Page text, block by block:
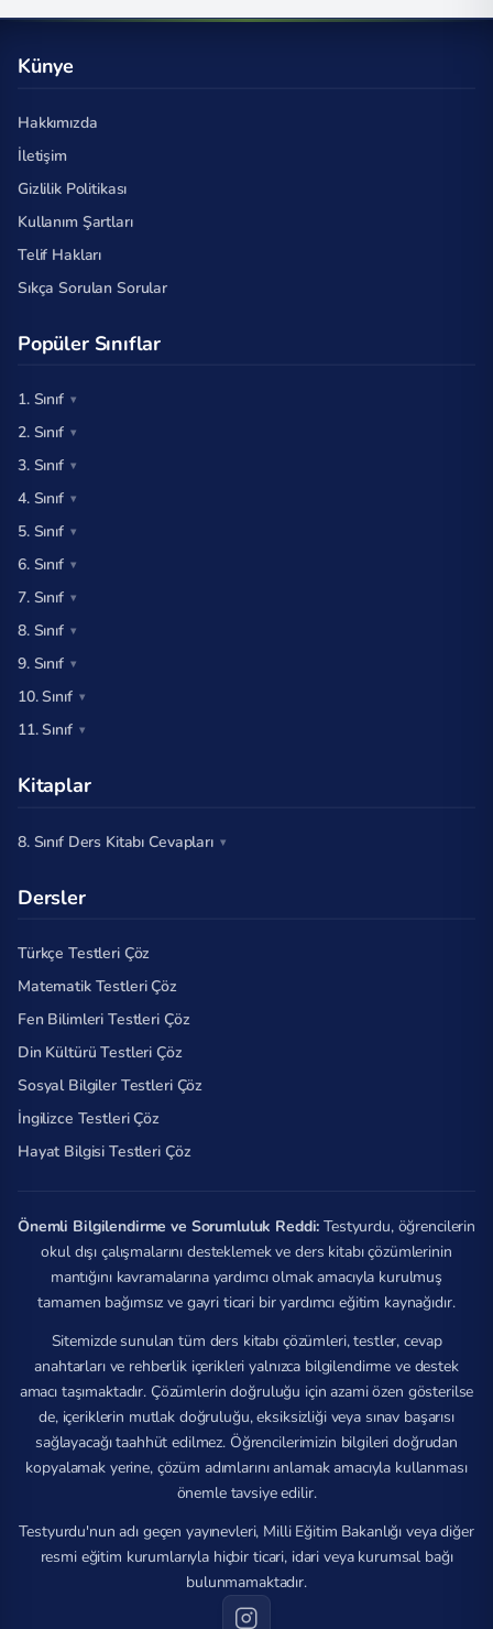
Künye
Hakkımızda
İletişim
Gizlilik Politikası
Kullanım Şartları
Telif Hakları
Sıkça Sorulan Sorular
Popüler Sınıflar
1. Sınıf
2. Sınıf
3. Sınıf
4. Sınıf
5. Sınıf
6. Sınıf
7. Sınıf
8. Sınıf
9. Sınıf
10. Sınıf
11. Sınıf
Kitaplar
8. Sınıf Ders Kitabı Cevapları
Dersler
Türkçe Testleri Çöz
Matematik Testleri Çöz
Fen Bilimleri Testleri Çöz
Din Kültürü Testleri Çöz
Sosyal Bilgiler Testleri Çöz
İngilizce Testleri Çöz
Hayat Bilgisi Testleri Çöz
Önemli Bilgilendirme ve Sorumluluk Reddi: Testyurdu, öğrencilerin
okul dışı çalışmalarını desteklemek ve ders kitabı çözümlerinin
mantığını kavramalarına yardımcı olmak amacıyla kurulmuş
tamamen bağımsız ve gayri ticari bir yardımcı eğitim kaynağıdır.
Sitemizde sunulan tüm ders kitabı çözümleri, testler, cevap
anahtarları ve rehberlik içerikleri yalnızca bilgilendirme ve destek
amacı taşımaktadır. Çözümlerin doğruluğu için azami özen gösterilse
de, içeriklerin mutlak doğruluğu, eksiksizliği veya sınav başarısı
sağlayacağı taahhüt edilmez. Öğrencilerimizin bilgileri doğrudan
kopyalamak yerine, çözüm adımlarını anlamak amacıyla kullanması
önemle tavsiye edilir.
Testyurdu'nun adı geçen yayınevleri, Milli Eğitim Bakanlığı veya diğer
resmi eğitim kurumlarıyla hiçbir ticari, idari veya kurumsal bağı
bulunmamaktadır.